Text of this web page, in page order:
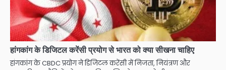
हांगकांग के डिजिटल करेंसी प्रयोग से भारत को क्या सीखना चाहिए
हांगकांग के CBDC प्रयोग ने डिजिटल करेंसी में निजता, नियंत्रण और